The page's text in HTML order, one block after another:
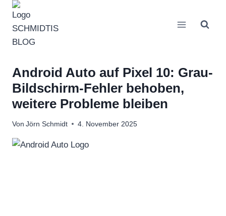
Zum
Inhalt
springen
Android Auto auf Pixel 10: Grau-
Bildschirm-Fehler behoben,
weitere Probleme bleiben
Von Jörn Schmidt 4. November 2025